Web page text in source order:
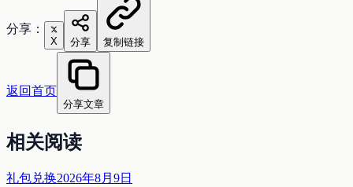
分享：
X 分享 复制链接
返回首页
分享文章
相关阅读
礼包兑换2026年8月9日